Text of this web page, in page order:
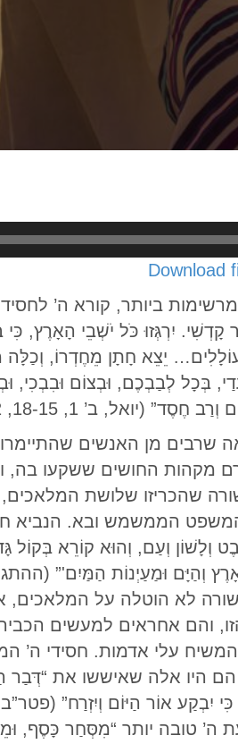
Download
ביותר, קורא ה’
יִרְגְּזוּ כֹּל יֹשְׁבֵי הָאָרֶץ, כִּי
יֵצֵא חָתָן מֵחֶדְרוֹ,
בְּכָל לְבַבְכֶם, וּבְצוֹם וּבִבְכִי,
ב’ 1, 18-15, 12, 13).
שרבים מן האנשים שהתיימרו
מקהות החושים ששקעו
שהכריזו שלושת
הממשמש ובא. הנביא
וְעַם, וְהוּא קוֹרֵא בְּקוֹל
לא הוטלה על המלאכים,
והם אחראים למעשים
עלי אדמות. חסידי ה’
היו אלה שאיששו את “דְּבַר
ה’ טובה יותר “מִסְּחַר כָּסֶף,